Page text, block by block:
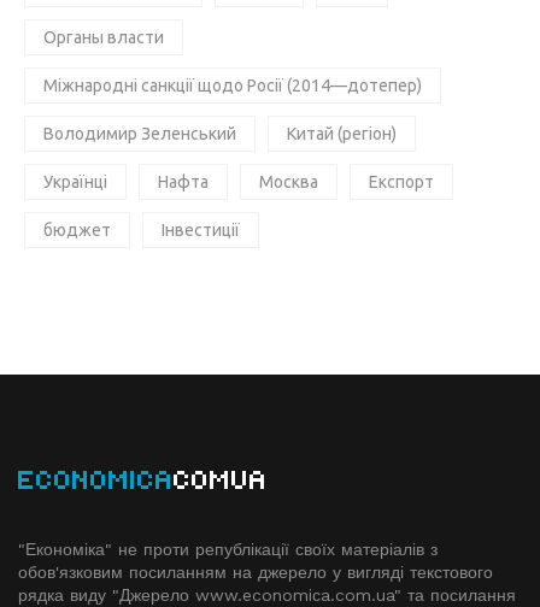
Органы власти
Міжнародні санкції щодо Росії (2014—дотепер)
Володимир Зеленський Китай (регіон)
Українці Нафта Москва Експорт
бюджет Інвестиції
ECONOMICACOMUA
"Економіка" не проти републікації своїх матеріалів з
обов'язковим посиланням на джерело у вигляді текстового
рядка виду "Джерело www.economiсa.com.ua" та посилання